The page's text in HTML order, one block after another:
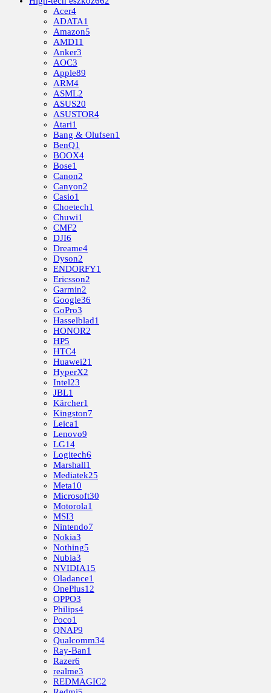
Acer4
ADATA1
Amazon5
AMD11
Anker3
AOC3
Apple89
ARM4
ASML2
ASUS20
ASUSTOR4
Atari1
Bang & Olufsen1
BenQ1
BOOX4
Bose1
Canon2
Canyon2
Casio1
Choetech1
Chuwi1
CMF2
DJI6
Dreame4
Dyson2
ENDORFY1
Ericsson2
Garmin2
Google36
GoPro3
Hasselblad1
HONOR2
HP5
HTC4
Huawei21
HyperX2
Intel23
JBL1
Kärcher1
Kingston7
Leica1
Lenovo9
LG14
Logitech6
Marshall1
Mediatek25
Meta10
Microsoft30
Motorola1
MSI3
Nintendo7
Nokia3
Nothing5
Nubia3
NVIDIA15
Oladance1
OnePlus12
OPPO3
Philips4
Poco1
QNAP9
Qualcomm34
Ray-Ban1
Razer6
realme3
REDMAGIC2